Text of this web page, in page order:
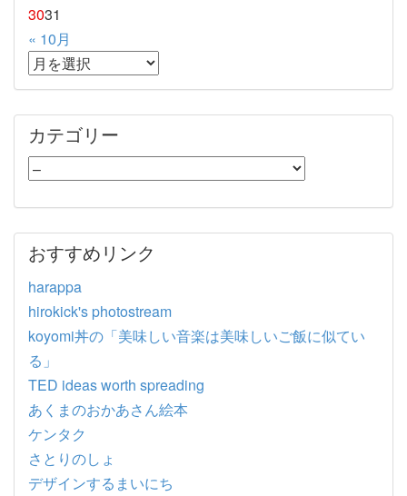
3031
« 10月
カテゴリー
おすすめリンク
harappa
hirokick's photostream
koyomi丼の「美味しい音楽は美味しいご飯に似てい
る」
TED ideas worth spreading
あくまのおかあさん絵本
ケンタク
さとりのしょ
デザインするまいにち